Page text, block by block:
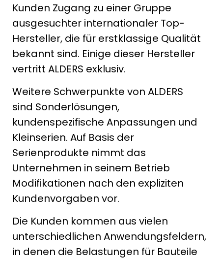
Kunden Zugang zu einer Gruppe
ausgesuchter internationaler Top-
Hersteller, die für erstklassige Qualität
bekannt sind. Einige dieser Hersteller
vertritt ALDERS exklusiv.
Weitere Schwerpunkte von ALDERS
sind Sonderlösungen,
kundenspezifische Anpassungen und
Kleinserien. Auf Basis der
Serienprodukte nimmt das
Unternehmen in seinem Betrieb
Modifikationen nach den expliziten
Kundenvorgaben vor.
Die Kunden kommen aus vielen
unterschiedlichen Anwendungsfeldern,
in denen die Belastungen für Bauteile